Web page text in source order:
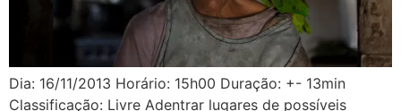
Dia: 16/11/2013 Horário: 15h00 Duração: +- 13min
Classificação: Livre Adentrar lugares de possíveis